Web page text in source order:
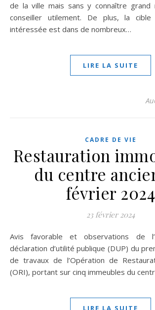
de la ville mais sans y connaître grand
conseiller utilement. De plus, la cible
intéressée est dans de nombreux…
LIRE LA SUITE
CADRE DE VIE
Restauration
du centre
février 2024
23 février 2024
Avis favorable et observations de l’AJORCA sur la
déclaration d’utilité publique (DUP) du
de travaux de l’Opération de
(ORI), portant sur cinq immeubles du
LIRE LA SUITE